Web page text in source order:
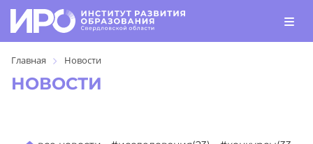
Главная Новости
НОВОСТИ